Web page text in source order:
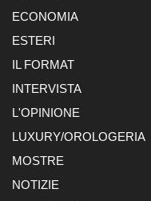
ECONOMIA
ESTERI
IL FORMAT
INTERVISTA
L'OPINIONE
LUXURY/OROLOGERIA
MOSTRE
NOTIZIE